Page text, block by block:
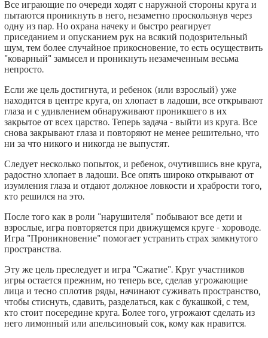
Все играющие по очереди ходят с наружной стороны круга и
пытаются проникнуть в него, незаметно проскользнув через
одну из пар. Но охрана начеку и быстро реагирует
приседанием и опусканием рук на всякий подозрительный
шум, тем более случайное прикосновение, то есть осуществить
"коварный" замысел и проникнуть незамеченным весьма
непросто.
Если же цель достигнута, и ребенок (или взрослый) уже
находится в центре круга, он хлопает в ладоши, все открывают
глаза и с удивлением обнаруживают проникшего в их
закрытое от всех царство. Теперь задача - выйти из круга. Все
снова закрывают глаза и повторяют не менее решительно, что
ни за что никого и никогда не выпустят.
Следует несколько попыток, и ребенок, очутившись вне круга,
радостно хлопает в ладоши. Все опять широко открывают от
изумления глаза и отдают должное ловкости и храбрости того,
кто решился на это.
После того как в роли "нарушителя" побывают все дети и
взрослые, игра повторяется при движущемся круге - хороводе.
Игра "Проникновение" помогает устранить страх замкнутого
пространства.
Эту же цель преследует и игра "Сжатие". Круг участников
игры остается прежним, но теперь все, сделав угрожающие
лица и тесно сплотив ряды, начинают суживать пространство,
чтобы стиснуть, сдавить, разделаться, как с букашкой, с тем,
кто стоит посередине круга. Более того, угрожают сделать из
него лимонный или апельсиновый сок, кому как нравится.